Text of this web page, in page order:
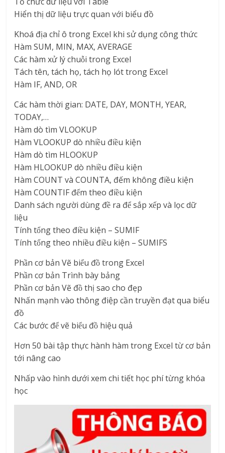
Hiển thị dữ liệu trực quan với biểu đồ
Khoá địa chỉ ô trong Excel khi sử dụng công thức
Hàm SUM, MIN, MAX, AVERAGE
Các hàm xử lý chuỗi trong Excel
Tách tên, tách họ, tách họ lót trong Excel
Hàm IF, AND, OR
Các hàm thời gian: DATE, DAY, MONTH, YEAR,
TODAY,…
Hàm dò tìm VLOOKUP
Hàm VLOOKUP dò nhiều điều kiện
Hàm dò tìm HLOOKUP
Hàm HLOOKUP dò nhiều điều kiện
Hàm COUNT và COUNTA, đếm không điều kiện
Hàm COUNTIF đếm theo điều kiện
Danh sách người dùng đề ra để sắp xếp và lọc dữ
liệu
Tính tổng theo điều kiện – SUMIF
Tính tổng theo nhiều điều kiện – SUMIFS
Phần cơ bản Vẽ biểu đồ trong Excel
Phần cơ bản Trình bày bảng
Phần cơ bản Vẽ đồ thị sao cho đẹp
Nhấn mạnh vào thông điệp cần truyền đạt qua biểu
đồ
Các bước để vẽ biểu đồ hiệu quả
Hơn 50 bài tập thực hành hàm trong Excel từ cơ bản
tới nâng cao
Nhấp vào hình dưới xem chi tiết học phí từng khóa
học